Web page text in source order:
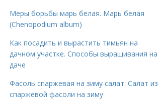
Меры борьбы марь белая. Марь белая
(Chenopodium album)
Как посадить и вырастить тимьян на
дачном участке. Способы выращивания на
даче
Фасоль спаржевая на зиму салат. Салат из
спаржевой фасоли на зиму